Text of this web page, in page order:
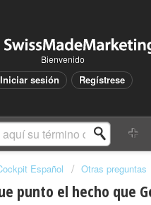
Bienvenido
Iniciar sesión Regístrese
Español Otras preguntas
punto el hecho que